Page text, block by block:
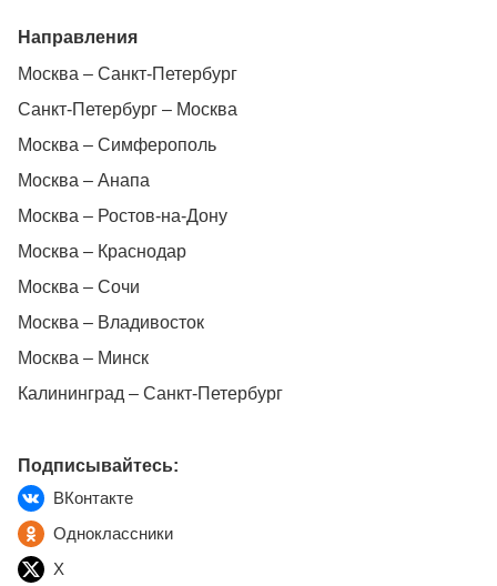
Направления
Москва – Санкт-Петербург
Санкт-Петербург – Москва
Москва – Симферополь
Москва – Анапа
Москва – Ростов-на-Дону
Москва – Краснодар
Москва – Сочи
Москва – Владивосток
Москва – Минск
Калининград – Санкт-Петербург
Подписывайтесь:
ВКонтакте
Одноклассники
X